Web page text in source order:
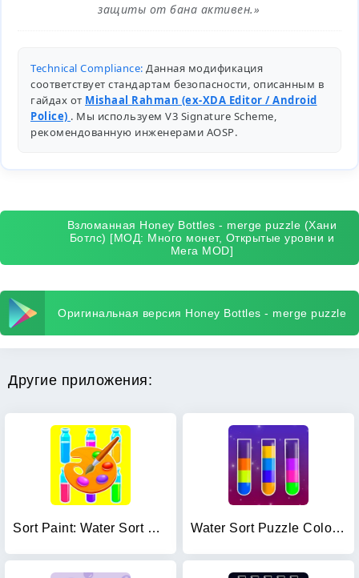
защиты от бана активен.»
Technical Compliance: Данная модификация
соответствует стандартам безопасности, описанным в
гайдах от Mishaal Rahman (ex-XDA Editor / Android
Police) . Мы используем V3 Signature Scheme,
рекомендованную инженерами AOSP.
Взломанная Honey Bottles - merge puzzle (Хани
Ботлс) [МОД: Много монет, Открытые уровни и
Мега MOD]
Оригинальная версия Honey Bottles - merge puzzle
Другие приложения:
Sort Paint: Water Sort Puzzle Water Sort Puzzle Color Game